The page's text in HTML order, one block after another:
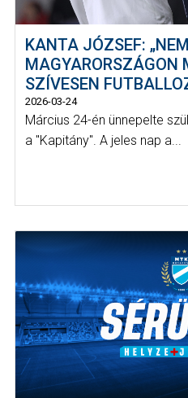
KANTA JÓZSEF:
MAGYARORSZÁGON
SZÍVESEN
2026-03-24
Március 24-én ünnepelte
a "Kapitány". A jeles nap a...